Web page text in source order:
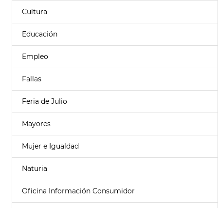
Cultura
Educación
Empleo
Fallas
Feria de Julio
Mayores
Mujer e Igualdad
Naturia
Oficina Información Consumidor